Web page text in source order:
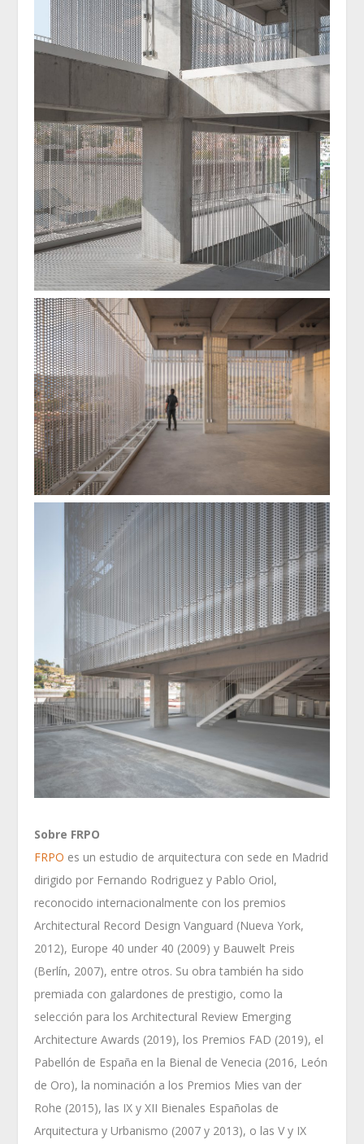
Sobre FRPO
FRPO es un estudio de arquitectura con sede en Madrid
dirigido por Fernando Rodriguez y Pablo Oriol,
reconocido internacionalmente con los premios
Architectural Record Design Vanguard (Nueva York,
2012), Europe 40 under 40 (2009) y Bauwelt Preis
(Berlín, 2007), entre otros. Su obra también ha sido
premiada con galardones de prestigio, como la
selección para los Architectural Review Emerging
Architecture Awards (2019), los Premios FAD (2019), el
Pabellón de España en la Bienal de Venecia (2016, León
de Oro), la nominación a los Premios Mies van der
Rohe (2015), las IX y XII Bienales Españolas de
Arquitectura y Urbanismo (2007 y 2013), o las V y IX